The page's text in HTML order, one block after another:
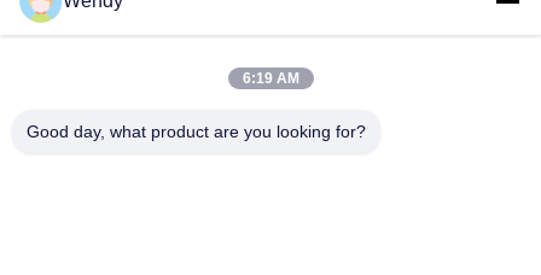
Produkty
Wideo
Pokaz VR
O NAS
6:19 AM
Good day, what product are you looking for?